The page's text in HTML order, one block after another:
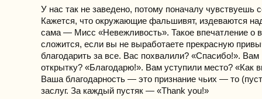
У нас так не заведено, потому поначалу чувствуешь
Кажется, что окружающие фальшивят, издеваются
сама — Мисс «Невежливость». Такое впечатление о
сложится, если вы не выработаете прекрасную
благодарить за все. Вас похвалили? «Спасибо!». Вам
открытку? «Благодарю!». Вам уступили место? «Как
Ваша благодарность — это признание чьих — то
заслуг. За каждый пустяк — «Thank you!»